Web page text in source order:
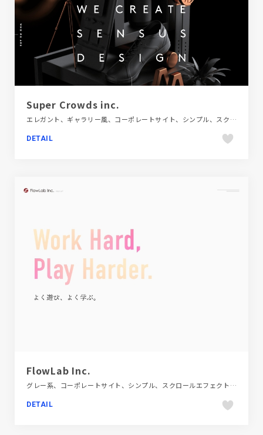
Super Crowds inc.
エレガント、ギャラリー風、コーポレートサイト、シンプル、スクロールエフェクト、スタイリッシュ、タイポグラフィー、ダイナミック、デザイン・アート・音楽・文芸、フラットデザイン、ブラック系 、ホワイト系、ポートフォリオ、モーション多め、大きめ写真
DETAIL
FlowLab Inc.
グレー系、コーポレートサイト、シンプル、スクロールエフェクト、スタイリッシュ、デザイン・アート・音楽・文芸、フラットデザイン
DETAIL